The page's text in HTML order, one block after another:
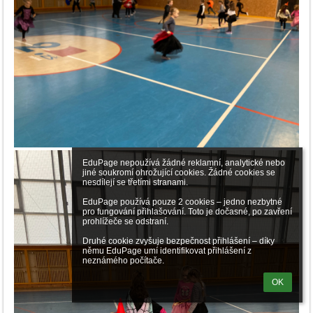
EduPage nepoužívá žádné reklamní, analytické nebo
jiné soukromí ohrožující cookies. Žádné cookies se
nesdílejí se třetími stranami.
EduPage používá pouze 2 cookies – jedno nezbytné
pro fungování přihlašování. Toto je dočasné, po zavření
prohlížeče se odstraní.
Druhé cookie zvyšuje bezpečnost přihlášení – díky
němu EduPage umí identifikovat přihlášení z
neznámého počítače.
OK